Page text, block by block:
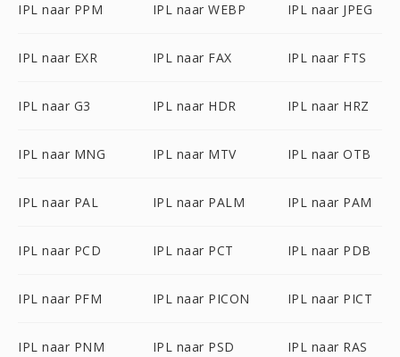
IPL naar PPM IPL naar WEBP IPL naar JPEG
IPL naar EXR IPL naar FAX IPL naar FTS
IPL naar G3 IPL naar HDR IPL naar HRZ
IPL naar MNG IPL naar MTV IPL naar OTB
IPL naar PAL IPL naar PALM IPL naar PAM
IPL naar PCD IPL naar PCT IPL naar PDB
IPL naar PFM IPL naar PICON IPL naar PICT
IPL naar PNM IPL naar PSD IPL naar RAS